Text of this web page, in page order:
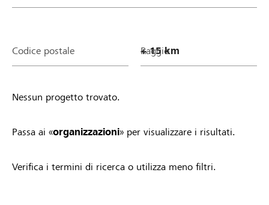
Codice postale Raggio
Nessun progetto trovato.
Passa ai «organizzazioni» per visualizzare i risultati.
Verifica i termini di ricerca o utilizza meno filtri.